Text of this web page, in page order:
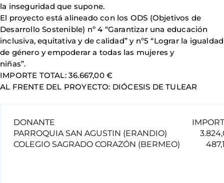
la inseguridad que supone.
El proyecto está alineado con los ODS (Objetivos de
Desarrollo Sostenible) nº 4 “Garantizar una educación
inclusiva, equitativa y de calidad” y nº5 “Lograr la igualdad
de género y empoderar a todas las mujeres y
niñas”.
IMPORTE TOTAL: 36.667,00 €
AL FRENTE DEL PROYECTO: DIÓCESIS DE TULEAR
DONANTE
PARROQUIA SAN AGUSTIN (ERANDIO)
COLEGIO SAGRADO CORAZÓN (BERMEO)